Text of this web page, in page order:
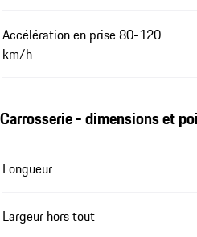
Accélération en prise 80-120
km/h
Carrosserie - dimensions et
Longueur
Largeur hors tout